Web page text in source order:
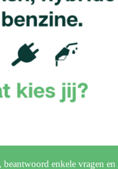
beantwoord enkele vragen en